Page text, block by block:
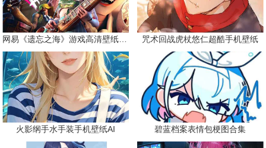
网易《遗忘之海》游戏高清壁纸精选 咒术回战虎杖悠仁超酷手机壁纸
火影纲手水手装手机壁纸AI 碧蓝档案表情包梗图合集